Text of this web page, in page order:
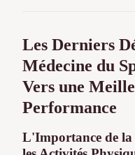
Les Derniers
Médecine du
Vers une
Performance
L'Importance de la